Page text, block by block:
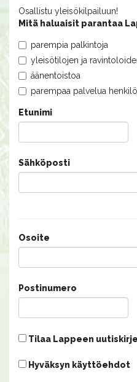
Osallistu yleisökilpailuun!
Mitä haluaisit parantaa
parempia palkintoja
yleisötilojen ja
äänentoistoa
parempaa palvelua
Etunimi
Sähköposti
Osoite
Postinumero
Tilaa Lappeen uutiskirje
Hyväksyn käyttöehdot